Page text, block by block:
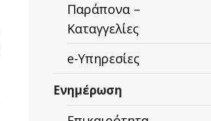
Παράπονα –
Καταγγελίες
e-Υπηρεσίες
Ενημέρωση